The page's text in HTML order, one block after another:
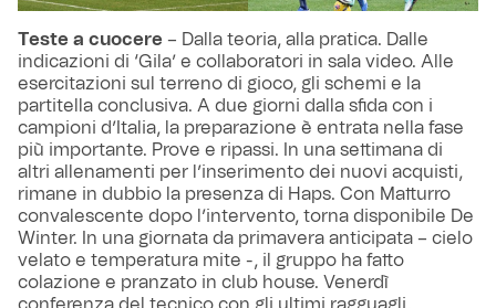
Teste a cuocere – Dalla teoria, alla pratica. Dalle
indicazioni di ‘Gila’ e collaboratori in sala video. Alle
esercitazioni sul terreno di gioco, gli schemi e la
partitella conclusiva. A due giorni dalla sfida con i
campioni d’Italia, la preparazione è entrata nella fase
più importante. Prove e ripassi. In una settimana di
altri allenamenti per l’inserimento dei nuovi acquisti,
rimane in dubbio la presenza di Haps. Con Matturro
convalescente dopo l’intervento, torna disponibile De
Winter. In una giornata da primavera anticipata – cielo
velato e temperatura mite -, il gruppo ha fatto
colazione e pranzato in club house. Venerdì
conferenza del tecnico con gli ultimi ragguagli,